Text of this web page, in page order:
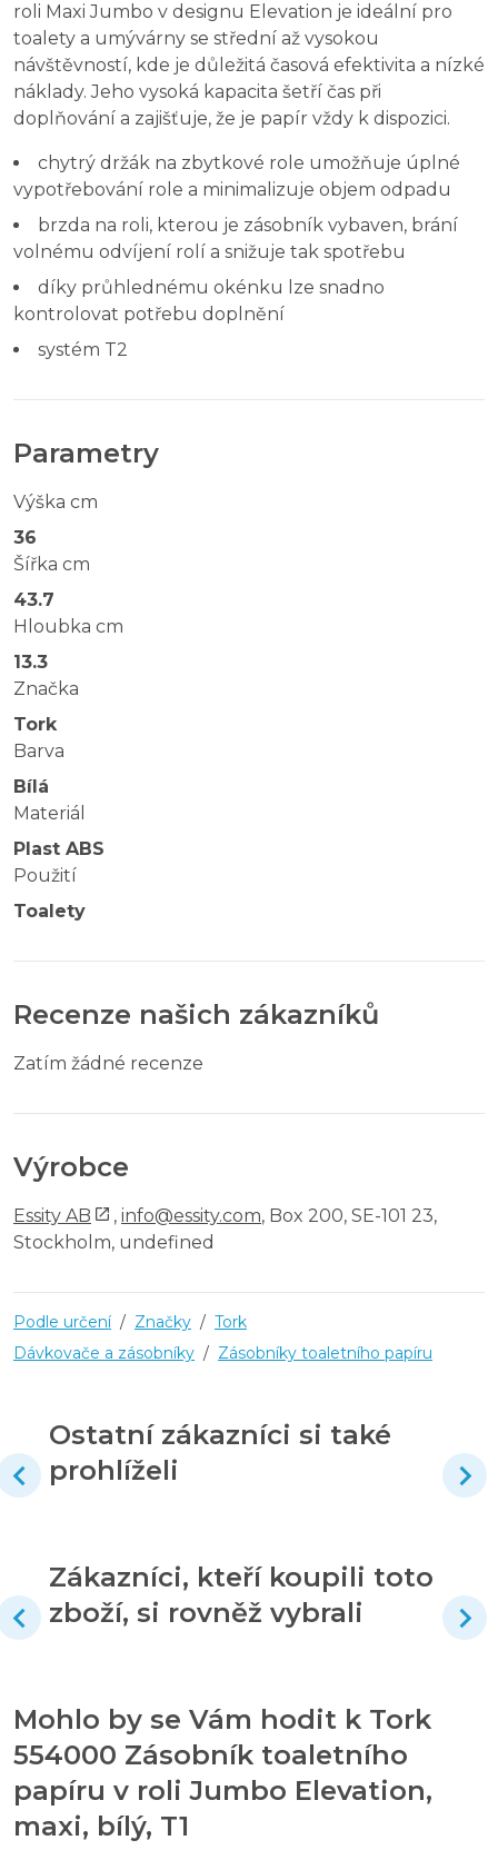
roli Maxi Jumbo v designu Elevation je ideální pro
toalety a umývárny se střední až vysokou
návštěvností, kde je důležitá časová efektivita a nízké
náklady. Jeho vysoká kapacita šetří čas při
doplňování a zajišťuje, že je papír vždy k dispozici.
chytrý držák na zbytkové role umožňuje úplné
vypotřebování role a minimalizuje objem odpadu
brzda na roli, kterou je zásobník vybaven, brání
volnému odvíjení rolí a snižuje tak spotřebu
díky průhlednému okénku lze snadno
kontrolovat potřebu doplnění
systém T2
Parametry
Výška cm
36
Šířka cm
43.7
Hloubka cm
13.3
Značka
Tork
Barva
Bílá
Materiál
Plast ABS
Použití
Toalety
Recenze našich zákazníků
Zatím žádné recenze
Výrobce
Essity AB , info@essity.com, Box 200, SE-101 23,
Stockholm, undefined
Podle určení / Značky / Tork
Dávkovače a zásobníky / Zásobníky toaletního papíru
Ostatní zákazníci si také
prohlíželi
Zákazníci, kteří koupili toto
zboží, si rovněž vybrali
Mohlo by se Vám hodit k Tork
554000 Zásobník toaletního
papíru v roli Jumbo Elevation,
maxi, bílý, T1